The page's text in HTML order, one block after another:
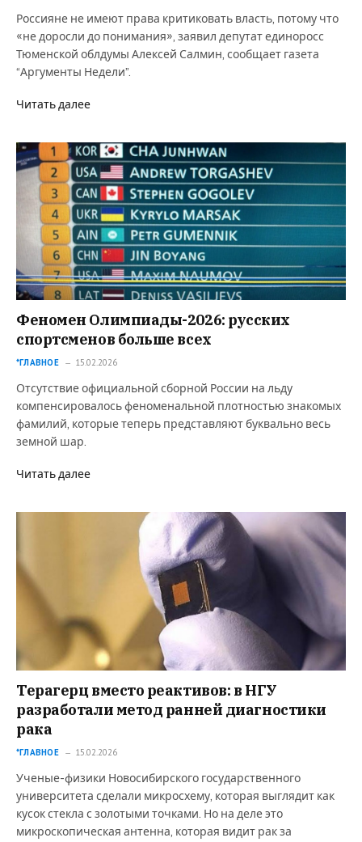
Россияне не имеют права критиковать власть, потому что
«не доросли до понимания», заявил депутат единоросс
Тюменской облдумы Алексей Салмин, сообщает газета
“Аргументы Недели”.
Читать далее
Феномен Олимпиады-2026: русских
спортсменов больше всех
*ГЛАВНОЕ 15.02.2026
Отсутствие официальной сборной России на льду
компенсировалось феноменальной плотностью знакомых
фамилий, которые теперь представляют буквально весь
земной шар.
Читать далее
Терагерц вместо реактивов: в НГУ
разработали метод ранней диагностики
рака
*ГЛАВНОЕ 15.02.2026
Ученые-физики Новосибирского государственного
университета сделали микросхему, которая выглядит как
кусок стекла с золотыми точками. Но на деле это
микроскопическая антенна, которая видит рак за